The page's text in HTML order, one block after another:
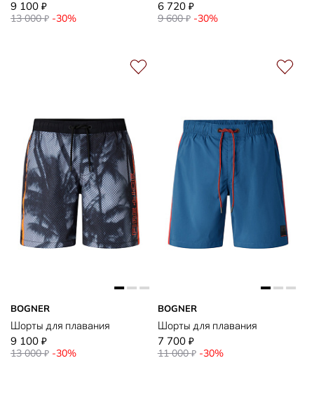
9 100 ₽
13 000₽ -30%
6 720 ₽
9 600₽ -30%
BOGNER
Шорты для плавания
9 100 ₽
13 000₽ -30%
BOGNER
Шорты для плавания
7 700 ₽
11 000₽ -30%